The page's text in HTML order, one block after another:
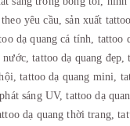
yêu cầu,sản xuất
dạ quang cá tính, tattoo
nước,tattoo dạ quang đẹp,
hội,tattoo dạ quang mini,
sáng UV,tattoo dạ
dạ quang thời trang,